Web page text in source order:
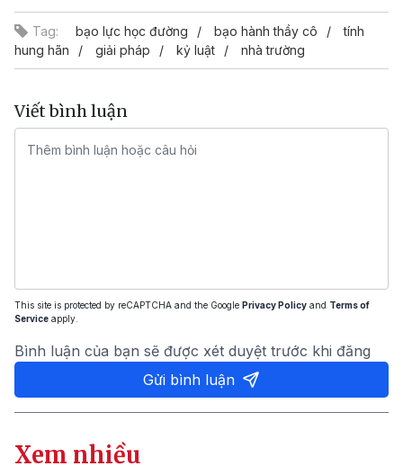
Tag: bạo lực học đường bạo hành thầy cô
tính
hung hãn
giải pháp kỷ luật nhà trường
Viết bình luận
This site is protected by reCAPTCHA and the Google Privacy Policy and Terms of
Service apply.
Bình luận của bạn sẽ được xét duyệt trước khi đăng
Gửi bình luận
Xem nhiều